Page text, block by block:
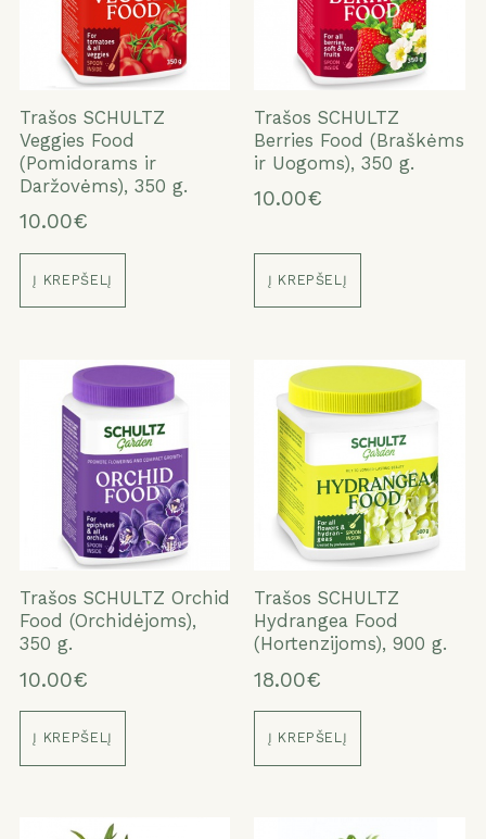
Trašos SCHULTZ
Veggies Food
(Pomidorams ir
Daržovėms), 350 g.
10.00€
Į KREPŠELĮ
Trašos SCHULTZ
Berries Food (Braškėms
ir Uogoms), 350 g.
10.00€
Į KREPŠELĮ
Trašos SCHULTZ Orchid
Food (Orchidėjoms),
350 g.
10.00€
Į KREPŠELĮ
Trašos SCHULTZ
Hydrangea Food
(Hortenzijoms), 900 g.
18.00€
Į KREPŠELĮ